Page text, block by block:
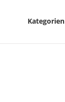
Kategorien